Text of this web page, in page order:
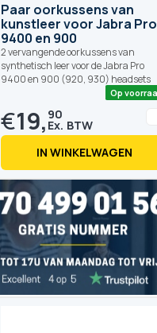
Paar oorkussens van
kunstleer voor Jabra Pro
9400 en 900
2 vervangende oorkussens van
synthetisch leer voor de Jabra Pro
9400 en 900 (920, 930) headsets
€19, 90
IN WINKELWAGEN